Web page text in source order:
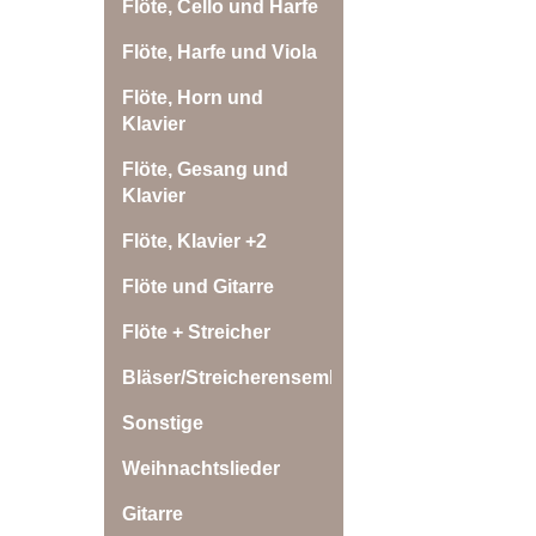
Flöte, Cello und Harfe
Flöte, Harfe und Viola
Flöte, Horn und
Klavier
Flöte, Gesang und
Klavier
Flöte, Klavier +2
Flöte und Gitarre
Flöte + Streicher
Bläser/Streicherensemble
Sonstige
Weihnachtslieder
Gitarre